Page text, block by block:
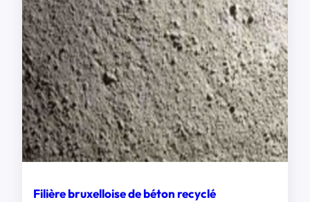
Filière bruxelloise de béton recyclé